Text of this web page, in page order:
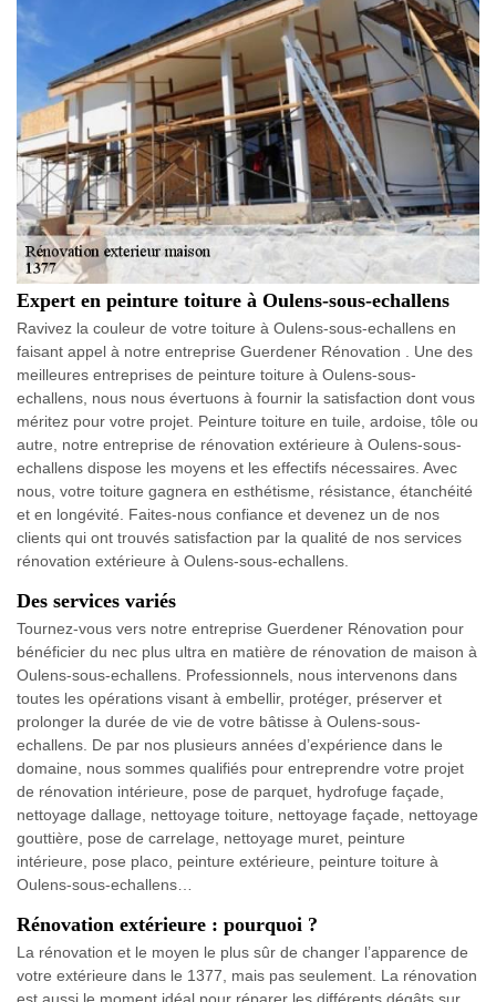
Expert en peinture toiture à Oulens-sous-echallens
Ravivez la couleur de votre toiture à Oulens-sous-echallens en
faisant appel à notre entreprise Guerdener Rénovation . Une des
meilleures entreprises de peinture toiture à Oulens-sous-
echallens, nous nous évertuons à fournir la satisfaction dont vous
méritez pour votre projet. Peinture toiture en tuile, ardoise, tôle ou
autre, notre entreprise de rénovation extérieure à Oulens-sous-
echallens dispose les moyens et les effectifs nécessaires. Avec
nous, votre toiture gagnera en esthétisme, résistance, étanchéité
et en longévité. Faites-nous confiance et devenez un de nos
clients qui ont trouvés satisfaction par la qualité de nos services
rénovation extérieure à Oulens-sous-echallens.
Des services variés
Tournez-vous vers notre entreprise Guerdener Rénovation pour
bénéficier du nec plus ultra en matière de rénovation de maison à
Oulens-sous-echallens. Professionnels, nous intervenons dans
toutes les opérations visant à embellir, protéger, préserver et
prolonger la durée de vie de votre bâtisse à Oulens-sous-
echallens. De par nos plusieurs années d’expérience dans le
domaine, nous sommes qualifiés pour entreprendre votre projet
de rénovation intérieure, pose de parquet, hydrofuge façade,
nettoyage dallage, nettoyage toiture, nettoyage façade, nettoyage
gouttière, pose de carrelage, nettoyage muret, peinture
intérieure, pose placo, peinture extérieure, peinture toiture à
Oulens-sous-echallens…
Rénovation extérieure : pourquoi ?
La rénovation et le moyen le plus sûr de changer l’apparence de
votre extérieure dans le 1377, mais pas seulement. La rénovation